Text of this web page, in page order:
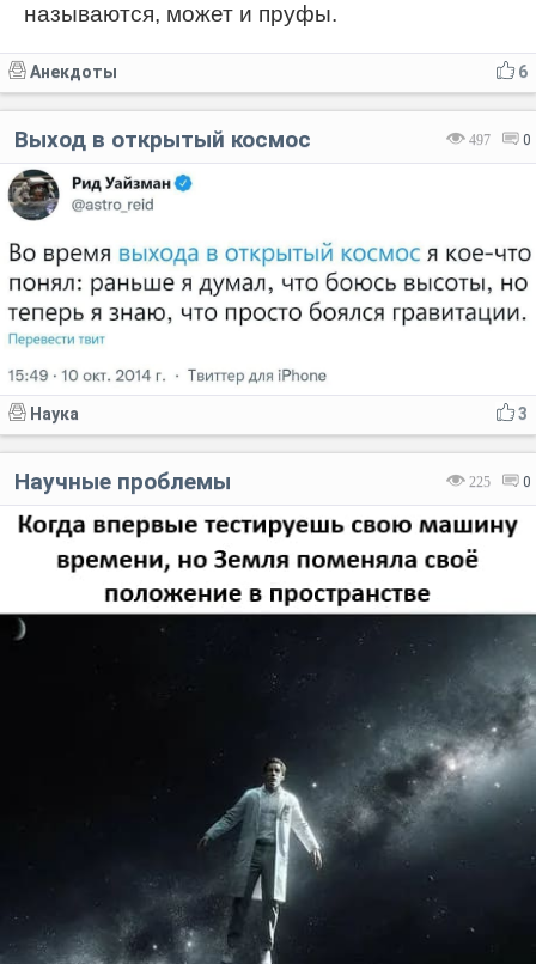
называются, может и пруфы.
6
Анекдоты
497 0
Выход в открытый космос
3
Наука
225 0
Научные проблемы